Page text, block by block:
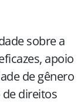
sobre a
apoio
de gênero
de direitos